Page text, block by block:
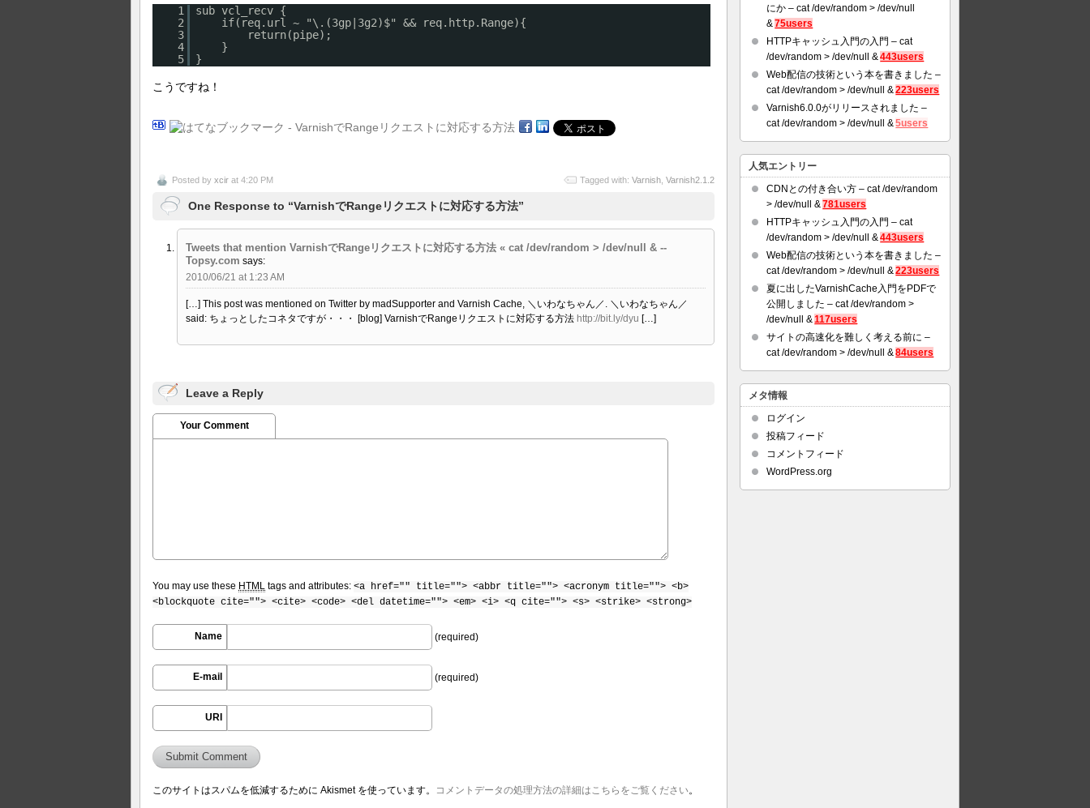
1
sub vcl_recv {
2
if(req.url ~ "\.(3gp|3g2)$" && req.http.Range){
3
return(pipe);
4
}
5
}
こうですね！
Posted by xcir at 4:20 PM Tagged with: Varnish Varnish2.1.2
One Response to “VarnishでRangeリクエストに対応する方法”
Tweets that mention VarnishでRangeリクエストに対応する方法 « cat /dev/random > /dev/null & --
Topsy.com says:
2010/06/21 at 1:23 AM
[…] This post was mentioned on Twitter by madSupporter and Varnish Cache, ＼いわなちゃん／. ＼いわなちゃん／
said: ちょっとしたコネタですが・・・ [blog] VarnishでRangeリクエストに対応する方法 http://bit.ly/dyu […]
Leave a Reply
Your Comment
You may use these HTML tags and attributes: <a href="" title=""> <abbr title=""> <acronym title=""> <b>
<blockquote cite=""> <cite> <code> <del datetime=""> <em> <i> <q cite=""> <s> <strike> <strong>
Name (required)
E-mail (required)
URI
このサイトはスパムを低減するために Akismet を使っています。 コメントデータの処理方法の詳細はこちらをご覧ください。
にか – cat /dev/random > /dev/null
&75users
HTTPキャッシュ入門の入門 – cat
/dev/random > /dev/null &443users
Web配信の技術という本を書きました –
cat /dev/random > /dev/null &223users
Varnish6.0.0がリリースされました –
cat /dev/random > /dev/null &5users
人気エントリー
CDNとの付き合い方 – cat /dev/random
> /dev/null &781users
HTTPキャッシュ入門の入門 – cat
/dev/random > /dev/null &443users
Web配信の技術という本を書きました –
cat /dev/random > /dev/null &223users
夏に出したVarnishCache入門をPDFで
公開しました – cat /dev/random >
/dev/null &117users
サイトの高速化を難しく考える前に –
cat /dev/random > /dev/null &84users
メタ情報
ログイン
投稿フィード
コメントフィード
WordPress.org